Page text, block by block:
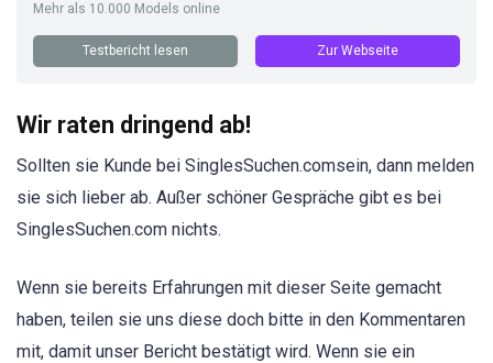
Mehr als 10.000 Models online
Testbericht lesen Zur Webseite
Wir raten dringend ab!
Sollten sie Kunde bei SinglesSuchen.comsein, dann melden
sie sich lieber ab. Außer schöner Gespräche gibt es bei
SinglesSuchen.com nichts.
Wenn sie bereits Erfahrungen mit dieser Seite gemacht
haben, teilen sie uns diese doch bitte in den Kommentaren
mit, damit unser Bericht bestätigt wird. Wenn sie ein